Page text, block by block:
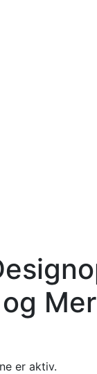
Mer
er aktiv.